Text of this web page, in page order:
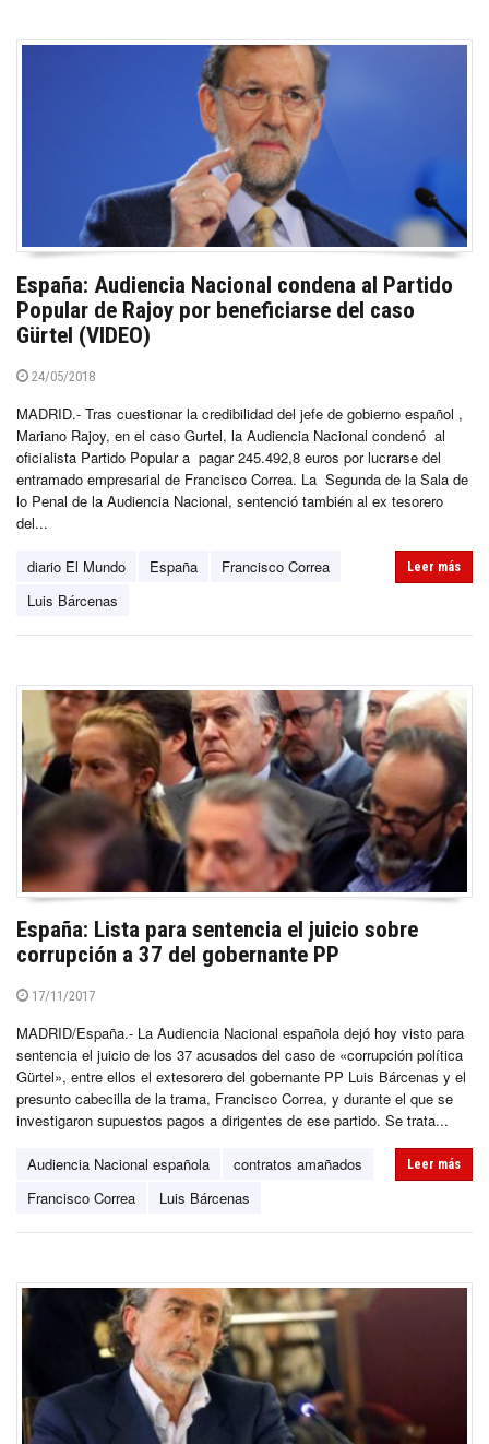
España: Audiencia Nacional condena al Partido
Popular de Rajoy por beneficiarse del caso
Gürtel (VIDEO)
24/05/2018
MADRID.- Tras cuestionar la credibilidad del jefe de gobierno español ,
Mariano Rajoy, en el caso Gurtel, la Audiencia Nacional condenó al
oficialista Partido Popular a pagar 245.492,8 euros por lucrarse del
entramado empresarial de Francisco Correa. La Segunda de la Sala de
lo Penal de la Audiencia Nacional, sentenció también al ex tesorero
del...
diario El Mundo España
Francisco Correa
Luis Bárcenas
Leer más
España: Lista para sentencia el juicio sobre
corrupción a 37 del gobernante PP
17/11/2017
MADRID/España.- La Audiencia Nacional española dejó hoy visto para
sentencia el juicio de los 37 acusados del caso de «corrupción política
Gürtel», entre ellos el extesorero del gobernante PP Luis Bárcenas y el
presunto cabecilla de la trama, Francisco Correa, y durante el que se
investigaron supuestos pagos a dirigentes de ese partido. Se trata...
Audiencia Nacional española
contratos amañados
Francisco Correa
Luis Bárcenas
Leer más